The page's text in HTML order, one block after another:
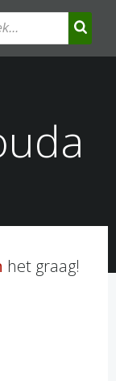
het graag!